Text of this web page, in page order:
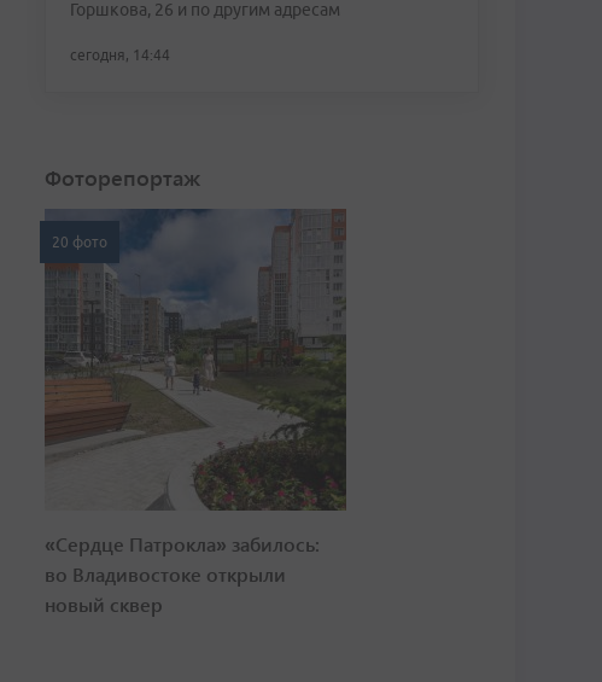
Горшкова, 26 и по другим адресам
сегодня, 14:44
Фоторепортаж
20 фото
«Сердце Патрокла» забилось:
во Владивостоке открыли
новый сквер